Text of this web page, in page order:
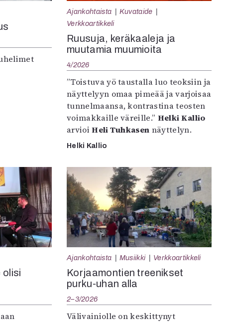
Ajankohtaista
Kuvataide
Verkkoartikkeli
Ruusuja, keräkaaleja ja
muutamia muumioita
4/2026
”Toistuva yö taustalla luo teoksiin ja
näyttelyyn omaa pimeää ja varjoisaa
tunnelmaansa, kontrastina teosten
voimakkaille väreille.” Helki Kallio
arvioiHeli Tuhkasen näyttelyn.
Helki Kallio
olisi
Ajankohtaista Musiikki Verkkoartikkeli
Korjaamontien treenikset
purku-uhan alla
2–3/2026
Välivainiolle on keskittynyt